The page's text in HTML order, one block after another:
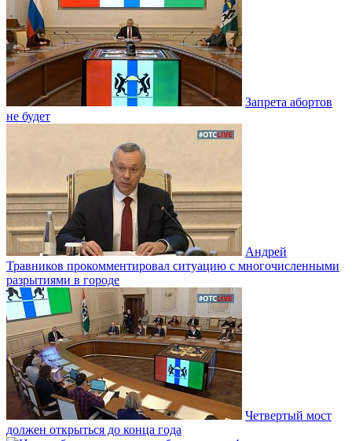
Запрета абортов
не будет
Андрей
Травников прокомментировал ситуацию с многочисленными
разрытиями в городе
Четвертый мост
должен открыться до конца года